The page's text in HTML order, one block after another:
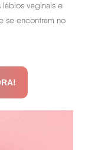
vaginais e
se encontram no